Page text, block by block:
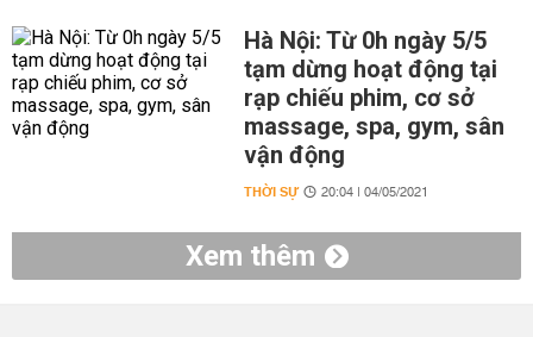
Hà Nội: Từ 0h ngày 5/5
tạm dừng hoạt động tại
rạp chiếu phim, cơ sở
massage, spa, gym, sân
vận động
THỜI SỰ 20:04 | 04/05/2021
Xem thêm